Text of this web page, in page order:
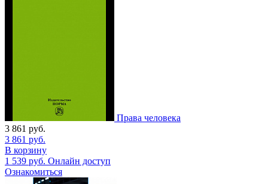
Права человека
3 861 руб.
3 861 руб.
В корзину
1 539 руб. Онлайн доступ
Ознакомиться